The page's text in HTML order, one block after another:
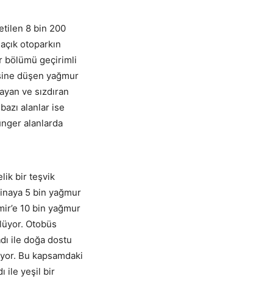
8 bin 200
otoparkın
bölümü geçirimli
düşen yağmur
ve sızdıran
alanlar ise
alanlarda
bir teşvik
5 bin yağmur
10 bin yağmur
Otobüs
ile doğa dostu
Bu kapsamdaki
ile yeşil bir